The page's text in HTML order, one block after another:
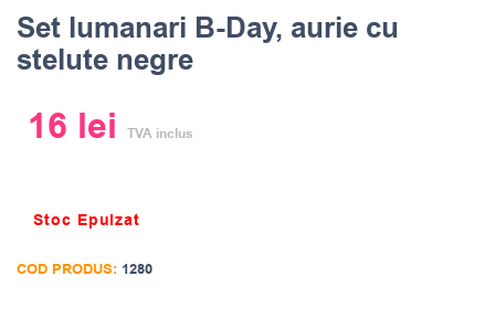
Set lumanari B-Day, aurie cu
stelute negre
16 lei TVA inclus
Stoc Epuizat
COD PRODUS: 1280